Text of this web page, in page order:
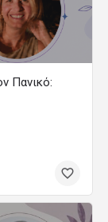
Πανικό: